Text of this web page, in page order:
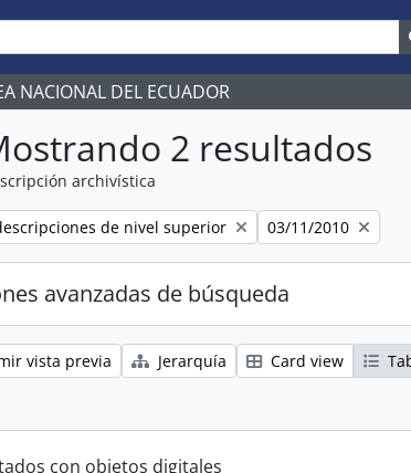
NACIONAL DEL ECUADOR
2 resultados
archivística
de nivel superior Remove filter:
03/11/2010
avanzadas de búsqueda
vista previa Jerarquía Card view
con objetos digitales